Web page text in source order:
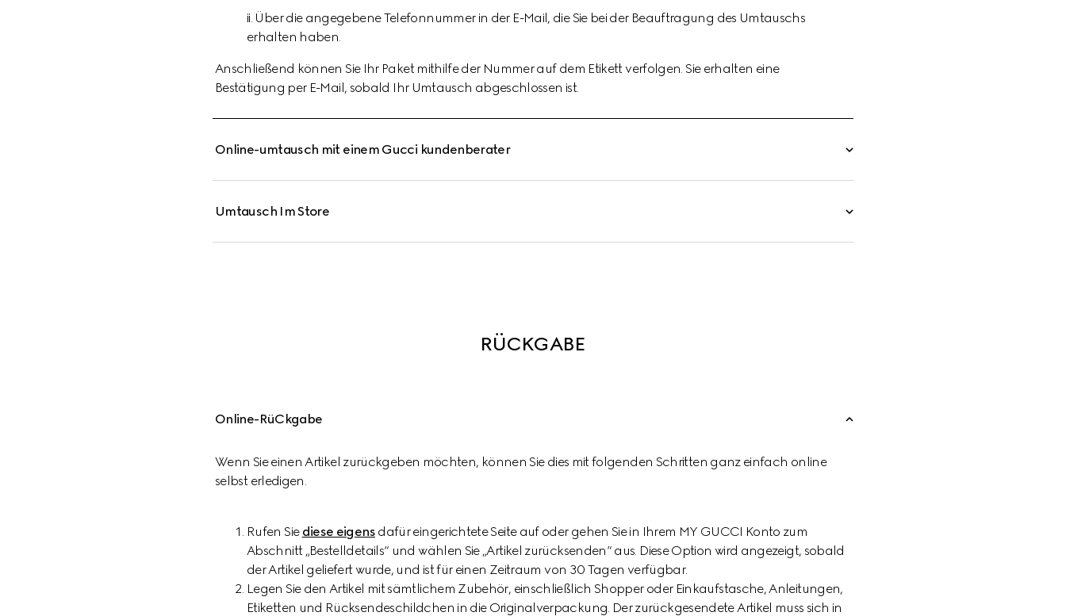
ii. Über die angegebene Telefonnummer in der E-Mail, die Sie bei der Beauftragung des Umtauschs
erhalten haben.
Anschließend können Sie Ihr Paket mithilfe der Nummer auf dem Etikett verfolgen. Sie erhalten eine
Bestätigung per E-Mail, sobald Ihr Umtausch abgeschlossen ist.
Online-umtausch mit einem Gucci kundenberater
Umtausch Im Store
RÜCKGABE
Online-RüCkgabe
Wenn Sie einen Artikel zurückgeben möchten, können Sie dies mit folgenden Schritten ganz einfach online
selbst erledigen.
Rufen Sie diese eigensdafür eingerichtete Seite auf oder gehen Sie in Ihrem MY GUCCI Konto zum
Abschnitt „Bestelldetails“ und wählen Sie „Artikel zurücksenden“ aus. Diese Option wird angezeigt, sobald
der Artikel geliefert wurde, und ist für einen Zeitraum von 30 Tagen verfügbar.
Legen Sie den Artikel mit sämtlichem Zubehör, einschließlich Shopper oder Einkaufstasche, Anleitungen,
Etiketten und Rücksendeschildchen in die Originalverpackung. Der zurückgesendete Artikel muss sich in